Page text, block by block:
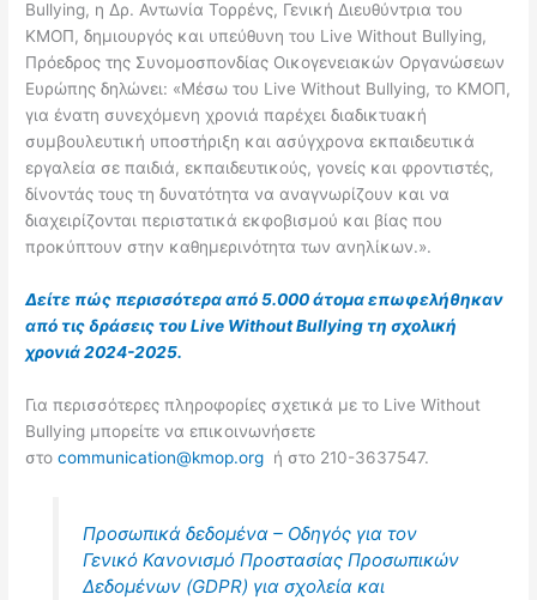
Bullying, η Δρ. Αντωνία Τορρένς, Γενική Διευθύντρια του
ΚΜΟΠ, δημιουργός και υπεύθυνη του Live Without Bullying,
Πρόεδρος της Συνομοσπονδίας Οικογενειακών Οργανώσεων
Ευρώπης δηλώνει: «Μέσω του Live Without Bullying, το ΚΜΟΠ,
για ένατη συνεχόμενη χρονιά παρέχει διαδικτυακή
συμβουλευτική υποστήριξη και ασύγχρονα εκπαιδευτικά
εργαλεία σε παιδιά, εκπαιδευτικούς, γονείς και φροντιστές,
δίνοντάς τους τη δυνατότητα να αναγνωρίζουν και να
διαχειρίζονται περιστατικά εκφοβισμού και βίας που
προκύπτουν στην καθημερινότητα των ανηλίκων.».
Δείτε πώς περισσότερα από 5.000 άτομα επωφελήθηκαν
από τις δράσεις του Live Without Bullying τη σχολική
χρονιά 2024-2025.
Για περισσότερες πληροφορίες σχετικά με το Live Without
Bullying μπορείτε να επικοινωνήσετε
στοcommunication@kmop.org ή στο 210-3637547.
Προσωπικά δεδομένα – Οδηγός για τον
Γενικό Κανονισμό Προστασίας Προσωπικών
Δεδομένων (GDPR) για σχολεία και